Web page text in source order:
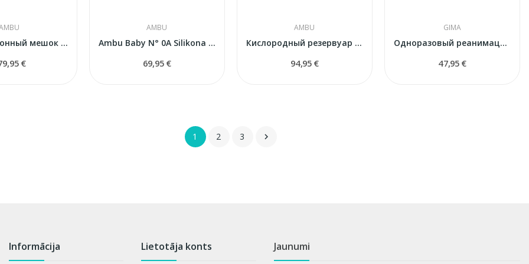
Реанимационный мешок Ambu Mark IV Baby...
€
AMBU
Ambu Baby N° 0A Silikona sejas maska...
69,95 €
AMBU
Кислородный резервуар Ambu для взрослых (1500 мл)
94,95 €
GIMA
Одноразовый реанимационный ПВХ-набор для...
47,95 €
1 2 3 
Informācija Lietotāja konts Jaunumi